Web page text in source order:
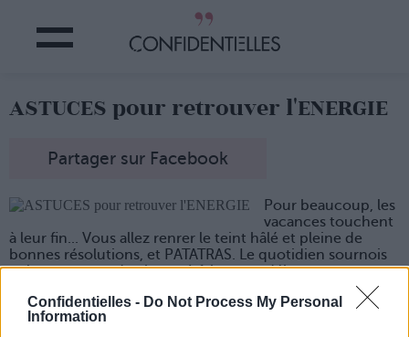
Confidentielles - Do Not Process My Personal
Information
ASTUCES pour retrouver l'ENERGIE
Partager sur Facebook
Pour beaucoup, les
vacances touchent
à leur fin... Vous allez renrer le teint hâlé et pleine de
bonnes résolutions, et PATATRAS. Le quotidien sournois
et la montagne de choses à faire vont débarquer pour
Pour ne pas se dégonfler comme un vieux pneu usé, on